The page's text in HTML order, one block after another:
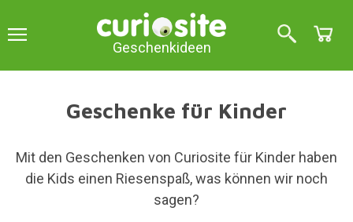
Geschenkideen
Geschenke für Kinder
Mit den Geschenken von Curiosite für Kinder haben
die Kids einen Riesenspaß, was können wir noch
sagen?